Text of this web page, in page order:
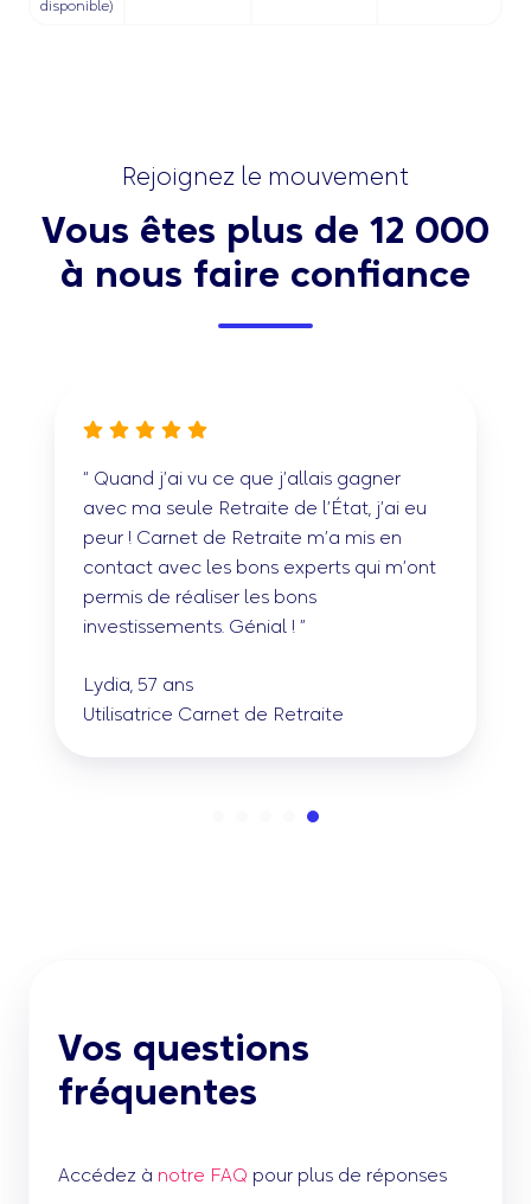
disponible)
Rejoignez le mouvement
Vous êtes plus de 12 000
à nous faire confiance
“ Quand j’ai vu ce que j’allais gagner
avec ma seule Retraite de l’État, j’ai eu
peur ! Carnet de Retraite m’a mis en
contact avec les bons experts qui m’ont
permis de réaliser les bons
investissements. Génial ! ”
Lydia, 57 ans
Utilisatrice Carnet de Retraite
Vos questions
fréquentes
Accédez à notre FAQ pour plus de réponses